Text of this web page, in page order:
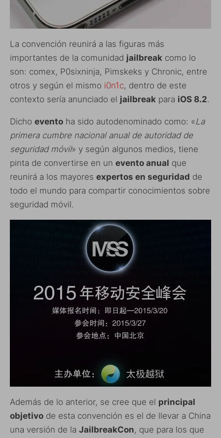
La convención reunirá a las figuras más
importantes de la comunidad jailbreak como lo
son: comex, P0sixninja, Pimskeks y Chronic, entre
otros y según el mismo i0n1c, dentro de este
contexto sería anunciado el jailbreak para iOS 8.2.
Dicho evento ha sido autodenominado como: «La
primera cumbre nacional anual de autoridad de
seguridad móvil» y según algunos medios, tiene
pinta de convertirse en un evento anual que
reunirá a los mayores expertos en seguridad de
todo el mundo para compartir conocimientos sobre
seguridad móvil.
Además de lo anterior, se cree que el principal
objetivo de esta convención es el de llevar a China
una versión de la JailbreakCon, que para los que